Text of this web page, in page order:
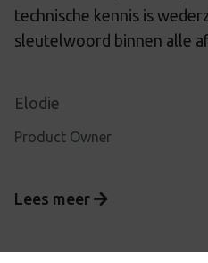
technische kennis is
sleutelwoord binnen alle
Elodie
Product Owner
Lees meer